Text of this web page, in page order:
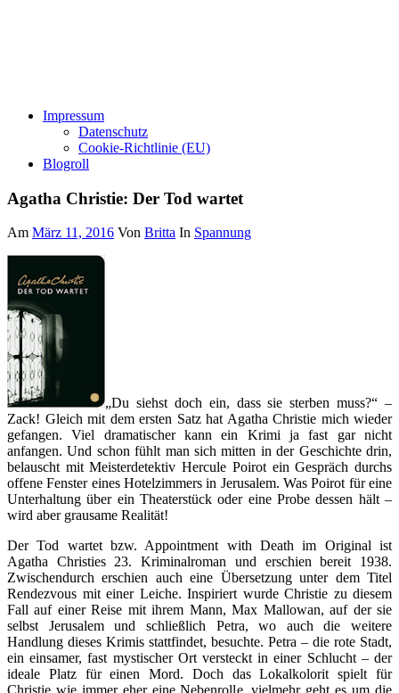
Impressum
Datenschutz
Cookie-Richtlinie (EU)
Blogroll
Agatha Christie: Der Tod wartet
Am März 11, 2016 Von Britta In Spannung
„Du siehst doch ein, dass sie sterben muss?“ –
Zack! Gleich mit dem ersten Satz hat Agatha Christie mich wieder
gefangen. Viel dramatischer kann ein Krimi ja fast gar nicht
anfangen. Und schon fühlt man sich mitten in der Geschichte drin,
belauscht mit Meisterdetektiv Hercule Poirot ein Gespräch durchs
offene Fenster eines Hotelzimmers in Jerusalem. Was Poirot für eine
Unterhaltung über ein Theaterstück oder eine Probe dessen hält –
wird aber grausame Realität!
Der Tod wartet bzw. Appointment with Death im Original ist
Agatha Christies 23. Kriminalroman und erschien bereit 1938.
Zwischendurch erschien auch eine Übersetzung unter dem Titel
Rendezvous mit einer Leiche. Inspiriert wurde Christie zu diesem
Fall auf einer Reise mit ihrem Mann, Max Mallowan, auf der sie
selbst Jerusalem und schließlich Petra, wo auch die weitere
Handlung dieses Krimis stattfindet, besuchte. Petra – die rote Stadt,
ein einsamer, fast mystischer Ort versteckt in einer Schlucht – der
ideale Platz für einen Mord. Doch das Lokalkolorit spielt für